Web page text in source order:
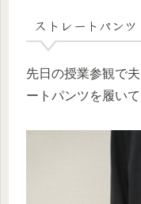
ストレートパンツ
先日の授業参観で
ートパンツを履いて